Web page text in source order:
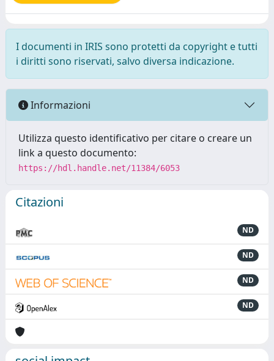
I documenti in IRIS sono protetti da copyright e tutti
i diritti sono riservati, salvo diversa indicazione.
Informazioni
Utilizza questo identificativo per citare o creare un
link a questo documento:
https://hdl.handle.net/11384/6053
Citazioni
ND
ND
ND
ND